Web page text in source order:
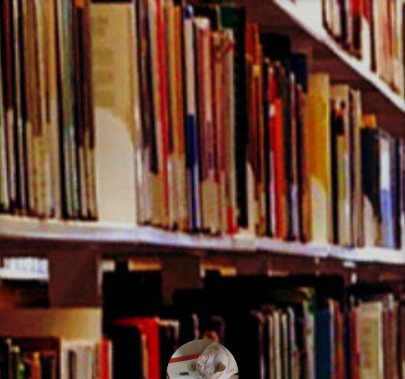
コ
ン
テ
ン
ツ
へ
ス
キ
ッ
プ